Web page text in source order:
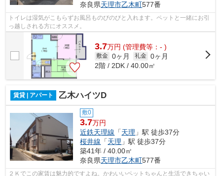
奈良県天理市乙木町577番
トイレは湿気がこもらずお風呂ものびのびと入れます。ペットと一緒にお引
っ越しされる方にオススメ。
3.7万円 (管理費等：- )
敷金 0ヶ月 礼金 0ヶ月
2階 / 2DK / 40.00㎡
賃貸 | アパート 乙木ハイツD
敷0
3.7万円
近鉄天理線 「天理 」駅 徒歩37分
桜井線 「天理 」駅 徒歩37分
築41年 / 40.00㎡
奈良県天理市乙木町577番
２Ｋでこの家賃は魅力的ですよね。かわいいペットちゃんと生活できちゃい